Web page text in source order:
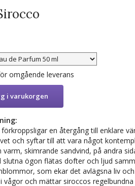
omgående leverans
i varukorgen
en återgång till enklare
och syftar till att vara något
varm, skimrande sandvind, på andra
slutna ögon flätas dofter och ljud
som ekar det avlägsna liv
vågor och mättar siroccos regelbundna